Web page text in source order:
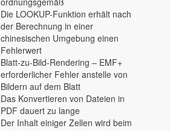
Die LOOKUP-Funktion erhält nach
der Berechnung in einer
chinesischen Umgebung einen
Fehlerwert
Blatt-zu-Bild-Rendering – EMF+
erforderlicher Fehler anstelle von
Bildern auf dem Blatt
Das Konvertieren von Dateien in
PDF dauert zu lange
Der Inhalt einiger Zellen wird beim